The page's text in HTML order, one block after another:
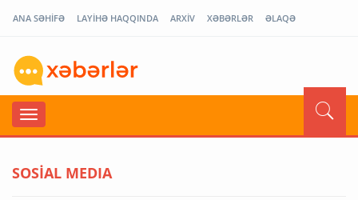
ANA SƏHİFƏ LAYİHƏ HAQQINDA ARXİV XƏBƏRLƏR ƏLAQƏ
SOSİAL MEDIA